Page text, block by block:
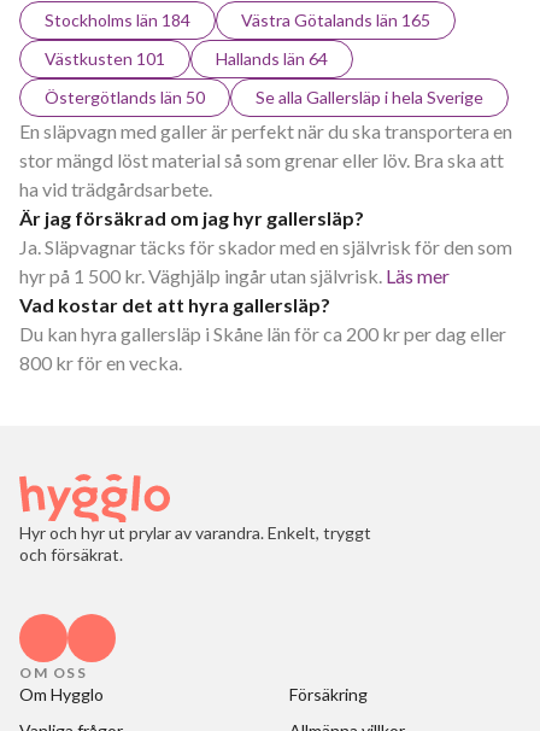
Stockholms län 184
Västra Götalands län 165
Västkusten 101
Hallands län 64
Östergötlands län 50
Se alla Gallersläp i hela Sverige
En släpvagn med galler är perfekt när du ska transportera en
stor mängd löst material så som grenar eller löv. Bra ska att
ha vid trädgårdsarbete.
Är jag försäkrad om jag hyr gallersläp?
Ja. Släpvagnar täcks för skador med en självrisk för den som
hyr på 1 500 kr. Väghjälp ingår utan självrisk. Läs mer
Vad kostar det att hyra gallersläp?
Du kan hyra gallersläp i Skåne län för ca 200 kr per dag eller
800 kr för en vecka.
Hyr och hyr ut prylar av varandra. Enkelt, tryggt
och försäkrat.
OM OSS
Om Hygglo
Försäkring